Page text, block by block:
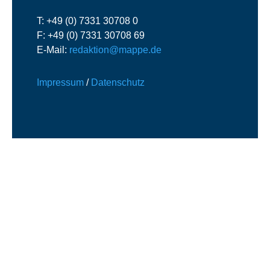
T: +49 (0) 7331 30708 0
F: +49 (0) 7331 30708 69
E-Mail: redaktion@mappe.de
Impressum/ Datenschutz